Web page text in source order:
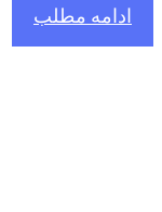
ادامه مطلب